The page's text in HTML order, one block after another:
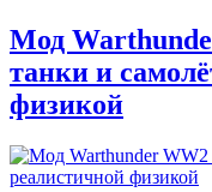
Мод
танки и
физикой